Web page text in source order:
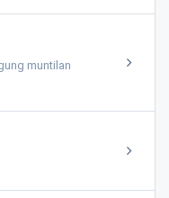
muntilan